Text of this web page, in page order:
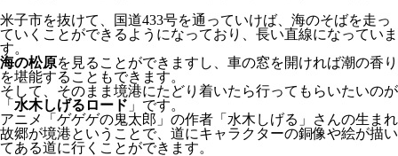
米子市を抜けて、国道433号を通っていけば、海のそばを走っ
ていくことができるようになっており、長い直線になっていま
す。
海の松原を見ることができますし、車の窓を開ければ潮の香り
を堪能することもできます。
そして、そのまま境港にたどり着いたら行ってもらいたいのが
「 水木しげるロード 」です。
アニメ「ゲゲゲの鬼太郎」の作者「水木しげる」さんの生まれ
故郷が境港ということで、道にキャラクターの銅像や絵が描い
てある道に行くことができます。